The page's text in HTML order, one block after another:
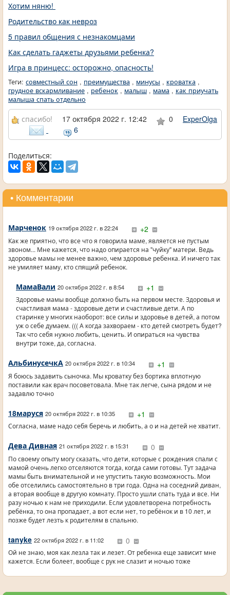
Хотим няню!
Родительство как невроз
5 правил общения с незнакомцами
Как сделать гаджеты друзьями ребенка?
Игра в принцесс: осторожно, опасность!
Теги: совместный сон , преимущества , минусы , кроватка ,
грудное вскармливание , ребенок , малыш , мама , как приучать
малыша спать отдельно
спасибо! 17 октября 2022 г. 12:42 0
ExperOlga
6
Поделиться:
• Комментарии
Марченок 19 октября 2022 г. в 22:24 +2
Как же приятно, что все что я говорила маме, является не пустым
звоном... Мне кажется, что надо опирается на "чуйку" матери. Ведь
здоровье мамы не менее важно, чем здоровье ребенка. И ничего так
не умиляет маму, кто спящий ребенок.
МамаВали 20 октября 2022 г. в 8:54 +1
Здоровье мамы вообще должно быть на первом месте. Здоровья и
счастливая мама - здоровые дети и счастливые дети. А по
старинке у многих наоборот: все силы и здоровье в детей, а потом
уж о себе думаем. ((( А когда захвораем - кто детей смотреть будет?
Так что себя нужно любить, ценить. И опираться на чувства
внутри тоже, да, согласна.
АльбинусечкА 20 октября 2022 г. в 10:34 +1
Я боюсь задавить сыночка. Мы кроватку без бортика вплотную
поставили как врач посоветовала. Мне так легче, сына рядом и не
задавлю точно
18маруся 20 октября 2022 г. в 10:35 +1
Согласна, маме надо себя беречь и любить, а о и на детей не хватит.
Дева Дивная 21 октября 2022 г. в 15:31 0
По своему опыту могу сказать, что дети, которые с рождения спали с
мамой очень легко отселяются тогда, когда сами готовы. Тут задача
мамы быть внимательной и не упустить такую возможность. Мои
обе отселились самостоятельно в три года. Одна на соседний диван,
а вторая вообще в другую комнату. Просто ушли спать туда и все. Ни
разу ночью к нам не приходили. Если удовлетворена потребность
ребёнка, то она пропадает, а вот если нет, то ребёнок и в 10 лет, и
позже будет лезть к родителям в спальню.
tanyke 22 октября 2022 г. в 11:02 0
Ой не знаю, моя как лезла так и лезет. От ребенка еще зависит мне
кажется. Если болеет, вообще с рук не слазит и ночью тоже